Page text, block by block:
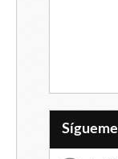
Sígueme